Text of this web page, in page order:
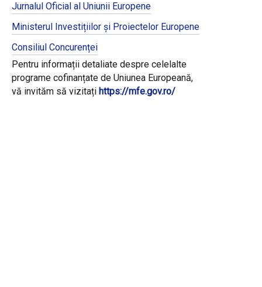
Jurnalul Oficial al Uniunii Europene
Ministerul Investițiilor și Proiectelor Europene
Consiliul Concurenței
Pentru informații detaliate despre celelalte
programe cofinanțate de Uniunea Europeană,
vă invităm să vizitați https://mfe.gov.ro/